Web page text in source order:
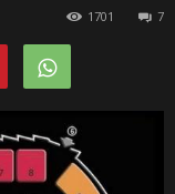
7
1701